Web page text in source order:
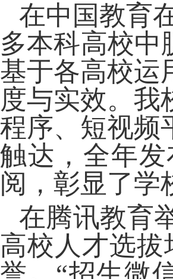
在中国教育
多本科高校中
基于各高校运
度与实效。我
程序、短视频
触达，全年
阅，彰显了学
在腾讯教育
高校人才选